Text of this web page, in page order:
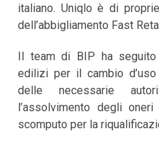
italiano. Uniqlo è di
dell’abbigliamento Fast
Il team di BIP ha
edilizi per il cambio d’uso
delle necessarie
l’assolvimento degli
scomputo per la